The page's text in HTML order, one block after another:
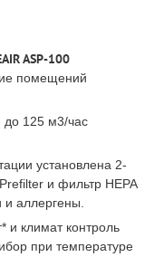
ASP-100
помещений
до 125 м3/час
установлена 2-
и фильтр HEPA
аллергены.
и климат контроль
при температуре